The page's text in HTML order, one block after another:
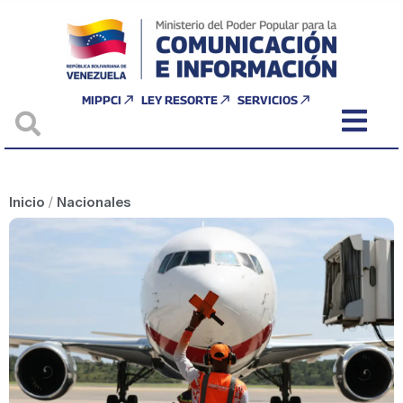
MIPPCI LEY RESORTE SERVICIOS
Inicio / Nacionales